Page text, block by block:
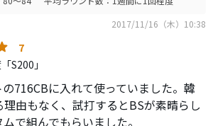
2017/11/16（木）10:38
7
S200」
716CBに入れて使っていました。韓
由もなく、試打するとBSが素晴らし
で組んでもらいました。